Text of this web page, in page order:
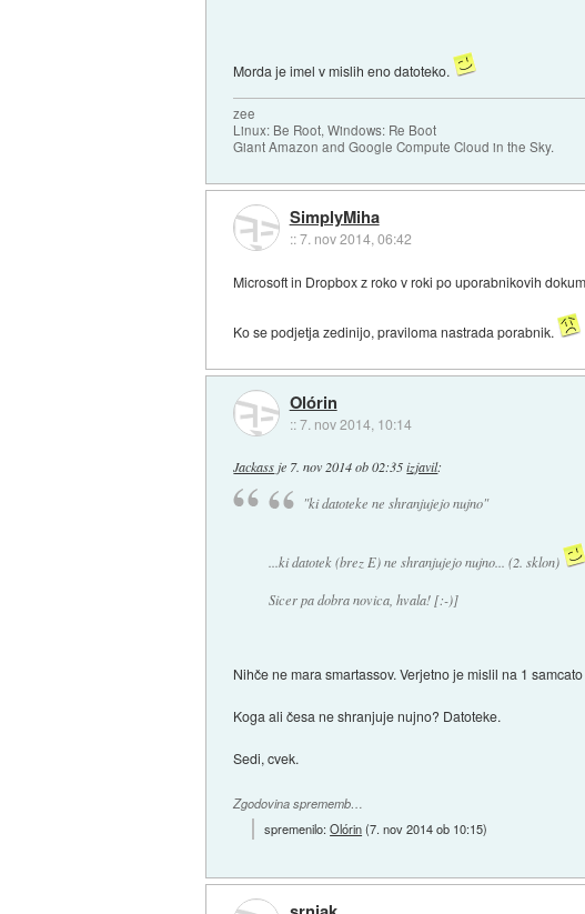
Morda je imel v mislih eno datoteko.
zee
Linux: Be Root, Windows: Re Boot
Giant Amazon and Google Compute Cloud in the Sky.
SimplyMiha
::7. nov 2014, 06:42
Microsoft in Dropbox z roko v roki po uporabnikovih
Ko se podjetja zedinijo, praviloma nastrada porabnik.
Olórin
::7. nov 2014, 10:14
Jackass je 7. nov 2014 ob 02:35 izjavil:
"ki datoteke ne shranjujejo nujno"
...ki datotek (brez E) ne shranjujejo nujno... (2. sklon)
Sicer pa dobra novica, hvala! [:-)]
Nihče ne mara smartassov. Verjetno je mislil na 1
Koga ali česa ne shranjuje nujno? Datoteke.
Sedi, cvek.
Zgodovina sprememb…
spremenilo:Olórin(7. nov 2014 ob 10:15)